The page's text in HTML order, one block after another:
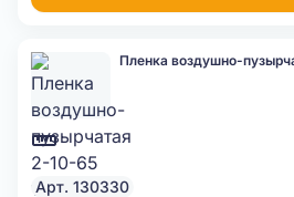
Пленка воздушно-
Арт. 130330